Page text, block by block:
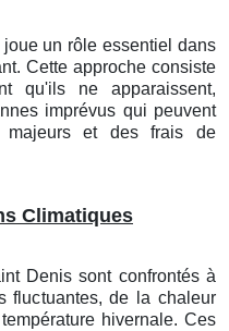
un rôle essentiel dans
Cette approche consiste
qu'ils ne apparaissent,
imprévus qui peuvent
majeurs et des frais de
Climatiques
Denissont confrontés à
fluctuantes, de la chaleur
hivernale. Ces